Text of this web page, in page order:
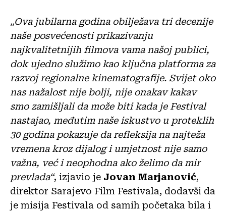
„Ova jubilarna godina obilježava tri decenije
naše posvećenosti prikazivanju
najkvalitetnijih filmova vama našoj publici,
dok ujedno služimo kao ključna platforma za
razvoj regionalne kinematografije. Svijet oko
nas nažalost nije bolji, nije onakav kakav
smo zamišljali da može biti kada je Festival
nastajao, međutim naše iskustvo u proteklih
30 godina pokazuje da refleksija na najteža
vremena kroz dijalog i umjetnost nije samo
važna, već i neophodna ako želimo da mir
prevlada“, izjavio je Jovan Marjanović,
direktor Sarajevo Film Festivala, dodavši da
je misija Festivala od samih početaka bila i